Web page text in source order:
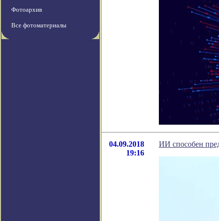
Фотоархив
Все фотоматериалы
04.09.2018
19:16
ИИ способен